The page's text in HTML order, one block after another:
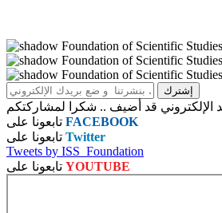
الإلكتروني قد أضيف .. شكرا لمشاركتكم
FACEBOOK
Twitter
Tweets by ISS_Foundation
YOUTUBE